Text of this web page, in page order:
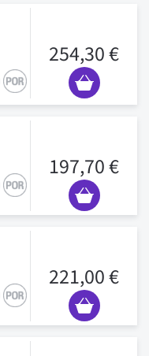
254,30 €
197,70 €
221,00 €